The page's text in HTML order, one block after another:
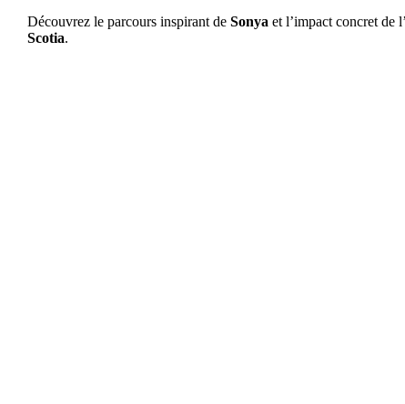
Découvrez le parcours inspirant de Sonya et l’impact concret de
Scotia.